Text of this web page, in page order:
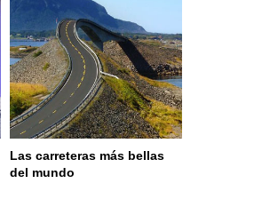
Las carreteras más bellas
del mundo